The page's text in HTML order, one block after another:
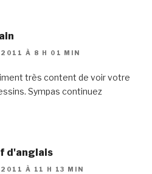
2011 À 8 H 01 MIN
très content de voir votre
Sympas continuez
d'anglais
À 11 H 13 MIN